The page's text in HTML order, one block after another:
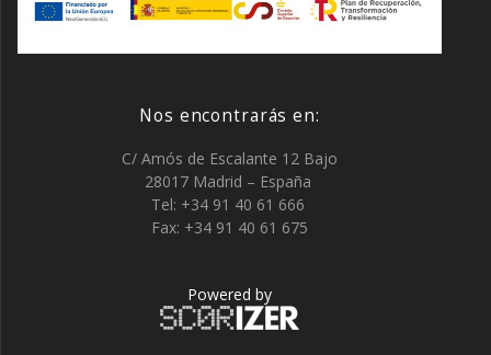
Nos encontrarás en:
C/ Amós de Escalante 12 Bajo
28017 Madrid – España
Tel: +34 91 40 61 666
Fax: +34 91 40 61 675
Powered by